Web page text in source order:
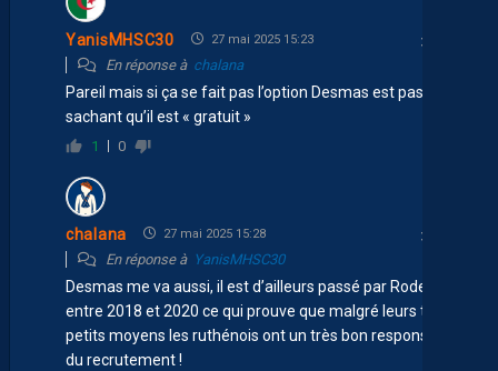
YanisMHSC30 27 mai 2025 15:23
En réponse à chalana
Pareil mais si ça se fait pas l’option Desmas est pas mal
sachant qu’il est « gratuit »
1 0
chalana 27 mai 2025 15:28
En réponse à YanisMHSC30
Desmas me va aussi, il est d’ailleurs passé par Rodez
entre 2018 et 2020 ce qui prouve que malgré leurs tout
petits moyens les ruthénois ont un très bon responsable
du recrutement !